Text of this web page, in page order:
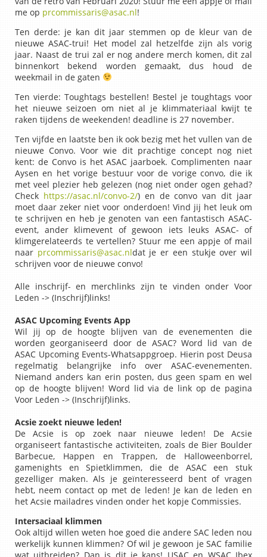
me op prcommissaris@asac.nl!
Ten derde: je kan dit jaar stemmen op de kleur van de
nieuwe ASAC-trui! Het model zal hetzelfde zijn als vorig
jaar. Naast de trui zal er nog andere merch komen, dit zal
binnenkort bekend worden gemaakt, dus houd de
weekmail in de gaten
Ten vierde: Toughtags bestellen! Bestel je toughtags voor
het nieuwe seizoen om niet al je klimmateriaal kwijt te
raken tijdens de weekenden! deadline is 27 november.
Ten vijfde en laatste ben ik ook bezig met het vullen van de
nieuwe Convo. Voor wie dit prachtige concept nog niet
kent: de Convo is het ASAC jaarboek. Complimenten naar
Aysen en het vorige bestuur voor de vorige convo, die ik
met veel plezier heb gelezen (nog niet onder ogen gehad?
Check https://asac.nl/convo-2/) en de convo van dit jaar
moet daar zeker niet voor onderdoen! Vind jij het leuk om
te schrijven en heb je genoten van een fantastisch ASAC-
event, ander klimevent of gewoon iets leuks ASAC- of
klimgerelateerds te vertellen? Stuur me een appje of mail
naar prcommissaris@asac.nldat je er een stukje over wil
schrijven voor de nieuwe convo!
Alle inschrijf- en merchlinks zijn te vinden onder Voor
Leden -> (Inschrijf)links!
ASAC Upcoming Events App
Wil jij op de hoogte blijven van de evenementen die
worden georganiseerd door de ASAC? Word lid van de
ASAC Upcoming Events-Whatsappgroep. Hierin post Deusa
regelmatig belangrijke info over ASAC-evenementen.
Niemand anders kan erin posten, dus geen spam en wel
op de hoogte blijven! Word lid via de link op de pagina
Voor Leden -> (Inschrijf)links.
Acsie zoekt nieuwe leden!
De Acsie is op zoek naar nieuwe leden! De Acsie
organiseert fantastische activiteiten, zoals de Bier Boulder
Barbecue, Happen en Trappen, de Halloweenborrel,
gamenights en Spietklimmen, die de ASAC een stuk
gezelliger maken. Als je geïnteresseerd bent of vragen
hebt, neem contact op met de leden! Je kan de leden en
het Acsie mailadres vinden onder het kopje Commissies.
Intersaciaal klimmen
Ook altijd willen weten hoe goed die andere SAC leden nou
werkelijk kunnen klimmen? Of wil je gewoon je SAC familie